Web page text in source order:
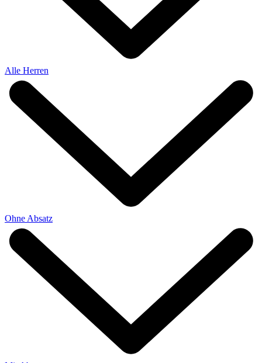
Alle Herren
Ohne Absatz